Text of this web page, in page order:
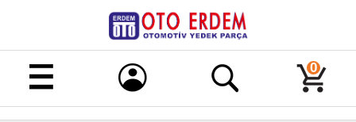
Merhaba!
Giriş
Kayıt
0